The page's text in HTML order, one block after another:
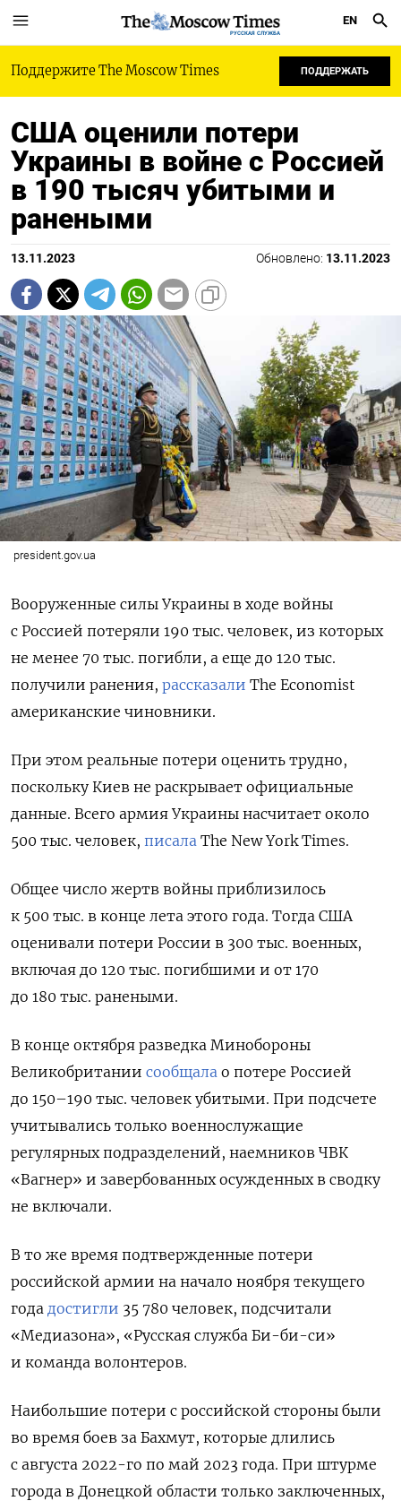
РУССКАЯ СЛУЖБА
EN
Поддержите The Moscow Times ПОДДЕРЖАТЬ
США оценили потери
Украины в войне с Россией
в 190 тысяч убитыми и
ранеными
13.11.2023 Обновлено: 13.11.2023
president.gov.ua
Вооруженные силы Украины в ходе войны
с Россией потеряли 190 тыс. человек, из которых
не менее 70 тыс. погибли, а еще до 120 тыс.
получили ранения, рассказали The Economist
американские чиновники.
При этом реальные потери оценить трудно,
поскольку Киев не раскрывает официальные
данные. Всего армия Украины насчитает около
500 тыс. человек, писала The New York Times.
Общее число жертв войны приблизилось
к 500 тыс. в конце лета этого года. Тогда США
оценивали потери России в 300 тыс. военных,
включая до 120 тыс. погибшими и от 170
до 180 тыс. ранеными.
В конце октября разведка Минобороны
Великобритании сообщала о потере Россией
до 150–190 тыс. человек убитыми. При подсчете
учитывались только военнослужащие
регулярных подразделений, наемников ЧВК
«Вагнер» и завербованных осужденных в сводку
не включали.
В то же время подтвержденные потери
российской армии на начало ноября текущего
года достигли 35 780 человек, подсчитали
«Медиазона», «Русская служба Би-би-си»
и команда волонтеров.
Наибольшие потери с российской стороны были
во время боев за Бахмут, которые длились
с августа 2022-го по май 2023 года. При штурме
города в Донецкой области только заключенных,